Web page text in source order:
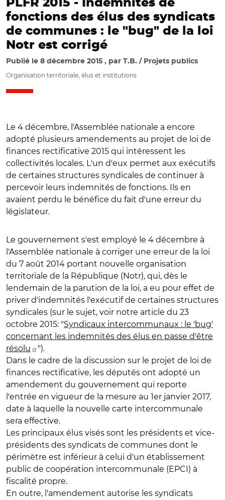
PLFR 2015 -
Indemnités de
fonctions des élus des syndicats
de communes : le "bug" de la loi
Notr est corrigé
Publié le 8 décembre 2015 par T.B. / Projets publics
Organisation territoriale, élus et institutions
Le 4 décembre, l'Assemblée nationale a encore
adopté plusieurs amendements au projet de loi de
finances rectificative 2015 qui intéressent les
collectivités locales. L'un d'eux permet aux exécutifs
de certaines structures syndicales de continuer à
percevoir leurs indemnités de fonctions. Ils en
avaient perdu le bénéfice du fait d'une erreur du
législateur.
Le gouvernement s'est employé le 4 décembre à
l'Assemblée nationale à corriger une erreur de la loi
du 7 août 2014 portant nouvelle organisation
territoriale de la République (Notr), qui, dès le
lendemain de la parution de la loi, a eu pour effet de
priver d'indemnités l'exécutif de certaines structures
syndicales (sur le sujet, voir notre article du 23
octobre 2015: "Syndicaux intercommunaux : le 'bug'
concernant les indemnités des élus en passe d'être
résolu
").
Dans le cadre de la discussion sur le projet de loi de
finances rectificative, les députés ont adopté un
amendement du gouvernement qui reporte
l'entrée en vigueur de la mesure au 1er janvier 2017,
date à laquelle la nouvelle carte intercommunale
sera effective.
Les principaux élus visés sont les présidents et vice-
présidents des syndicats de communes dont le
périmètre est inférieur à celui d'un établissement
public de coopération intercommunale (EPCI) à
fiscalité propre.
En outre, l'amendement autorise les syndicats